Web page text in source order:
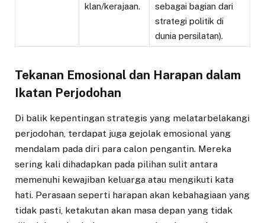
klan/kerajaan.
sebagai bagian dari
strategi politik di
dunia persilatan).
Tekanan Emosional dan Harapan dalam
Ikatan Perjodohan
Di balik kepentingan strategis yang melatarbelakangi
perjodohan, terdapat juga gejolak emosional yang
mendalam pada diri para calon pengantin. Mereka
sering kali dihadapkan pada pilihan sulit antara
memenuhi kewajiban keluarga atau mengikuti kata
hati. Perasaan seperti harapan akan kebahagiaan yang
tidak pasti, ketakutan akan masa depan yang tidak